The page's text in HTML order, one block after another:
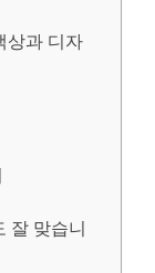
상과 디자
잘 맞습니